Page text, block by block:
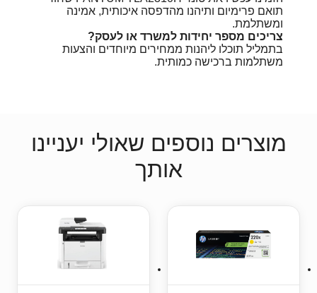
תואם פרימיום ותיהנו מהדפסה איכותית, אמינה
ומשתלמת.
צריכים מספר יחידות למשרד או לעסק?
בתמליל תוכלו ליהנות ממחירים מיוחדים והצעות
משתלמות ברכישה כמותית.
מוצרים נוספים שאולי יעניינו
אותך